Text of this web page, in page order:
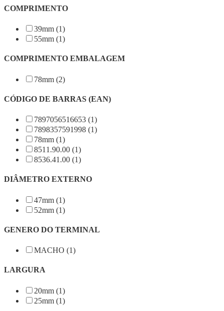
COMPRIMENTO
39mm (1)
55mm (1)
COMPRIMENTO EMBALAGEM
78mm (2)
CÓDIGO DE BARRAS (EAN)
7897056516653 (1)
7898357591998 (1)
78mm (1)
8511.90.00 (1)
8536.41.00 (1)
DIÂMETRO EXTERNO
47mm (1)
52mm (1)
GENERO DO TERMINAL
MACHO (1)
LARGURA
20mm (1)
25mm (1)